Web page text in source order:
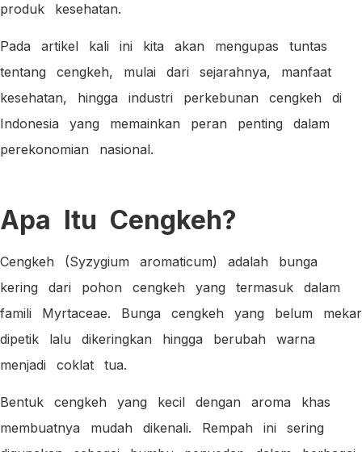
produk kesehatan.
Pada artikel kali ini kita akan mengupas tuntas
tentang cengkeh, mulai dari sejarahnya, manfaat
kesehatan, hingga industri perkebunan cengkeh di
Indonesia yang memainkan peran penting dalam
perekonomian nasional.
Apa Itu Cengkeh?
Cengkeh (Syzygium aromaticum) adalah bunga
kering dari pohon cengkeh yang termasuk dalam
famili Myrtaceae. Bunga cengkeh yang belum mekar
dipetik lalu dikeringkan hingga berubah warna
menjadi coklat tua.
Bentuk cengkeh yang kecil dengan aroma khas
membuatnya mudah dikenali. Rempah ini sering